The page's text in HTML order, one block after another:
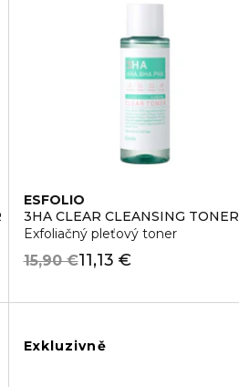
ESFOLIO
3HA CLEAR CLEANSING TONER
Exfoliačný pleťový toner
11,13 €
15,90 €
Exkluzivně